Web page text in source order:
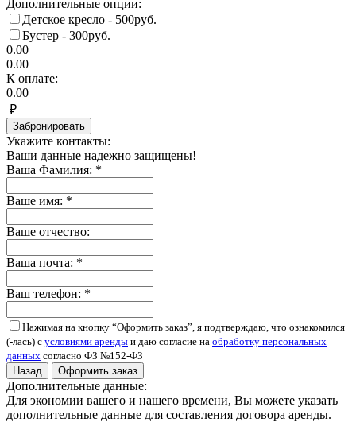
Дополнительные опции:
Детское кресло - 500руб.
Бустер - 300руб.
0.00
0.00
К оплате:
0.00
₽
Забронировать
Укажите контакты:
Ваши данные надежно защищены!
Ваша Фамилия: *
Ваше имя: *
Ваше отчество:
Ваша почта: *
Ваш телефон: *
Нажимая на кнопку “Оформить заказ”, я подтверждаю, что ознакомился
(-лась) с условиями аренды и даю согласие на обработку персональных
данных согласно ФЗ №152-ФЗ
Назад
Оформить заказ
Дополнительные данные:
Для экономии вашего и нашего времени, Вы можете указать
дополнительные данные для составления договора аренды.